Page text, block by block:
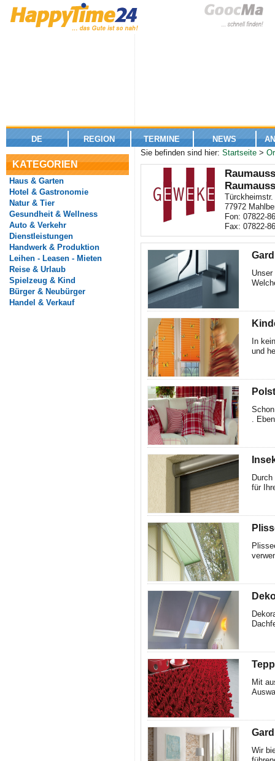
DE REGION TERMINE NEWS
KATEGORIEN
Haus & Garten
Hotel & Gastronomie
Natur & Tier
Gesundheit & Wellness
Auto & Verkehr
Dienstleistungen
Handwerk & Produktion
Leihen - Leasen - Mieten
Reise & Urlaub
Spielzeug & Kind
Bürger & Neubürger
Handel & Verkauf
Sie befinden sind hier: Startseite >
Türckheimstr.
77972
Fon: 07822-
Fax: 07822-
In
und
.
für
Mit
Wir